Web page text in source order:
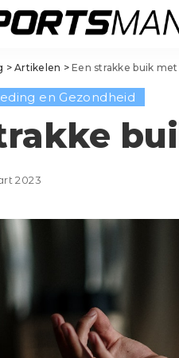
Voetbal
Hockey
Basketbal
Handbal
Korfbal
Volleybal
Squash
Balsporten
Voetbal
Hockey
Padel
Tennis
Handbal
Volleybal
Squash
>Artikelen >Een strakke buik
en Gezondheid
2023